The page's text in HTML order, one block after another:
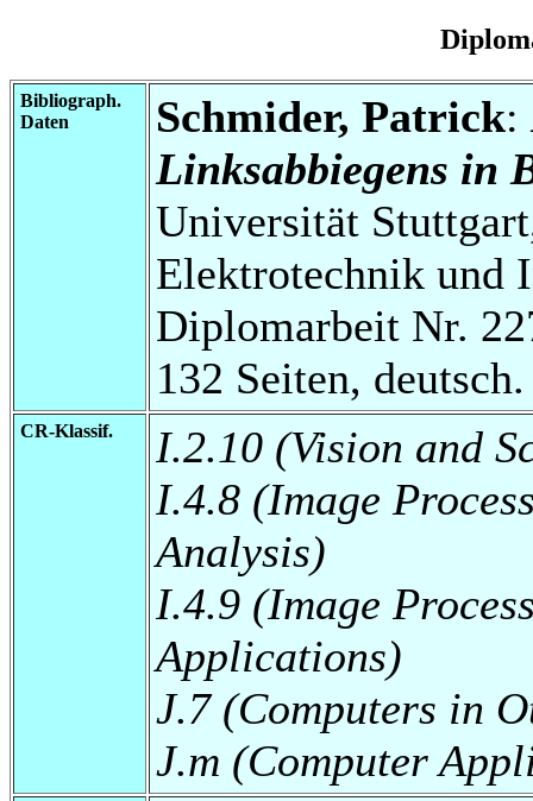
Bibliograph.
Daten
Schmider, Patrick:
Linksabbiegens in
Universität
Elektrotechnik und
Diplomarbeit Nr.
132 Seiten, deutsch.
CR-Klassif.
I.2.10 (Vision and
I.4.8 (Image
Analysis)
I.4.9 (Image
Applications)
J.7 (Computers in
J.m (Computer